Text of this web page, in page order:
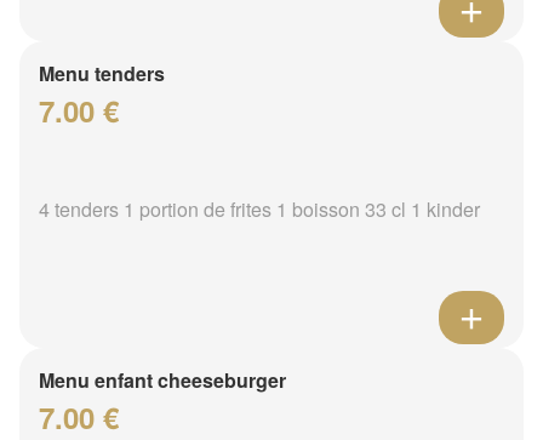
Menu tenders
7.00 €
4 tenders 1 portion de frites 1 boisson 33 cl 1 kinder
Menu enfant cheeseburger
7.00 €